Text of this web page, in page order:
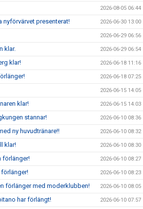
2026-08-05 06:44
nyförvärvet presenterat! 2026-06-30 13:00
2026-06-29 06:56
klar. 2026-06-29 06:54
klar! 2026-06-18 11:16
2026-06-18 07:25
2026-06-15 14:05
klar! 2026-06-15 14:03
stannar! 2026-06-10 08:36
ny huvudtränare!! 2026-06-10 08:32
klar! 2026-06-10 08:30
förlänger! 2026-06-10 08:27
förlänger! 2026-06-10 08:23
förlänger med moderklubben! 2026-06-10 08:05
har förlängt! 2026-06-10 07:57